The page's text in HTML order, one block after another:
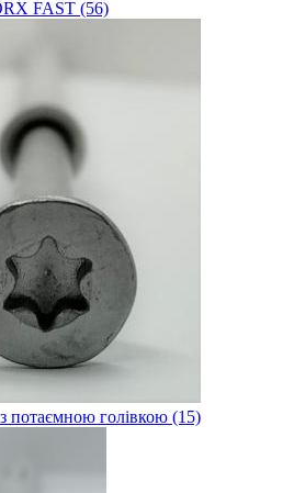
FAST (56)
потаємною голівкою (15)